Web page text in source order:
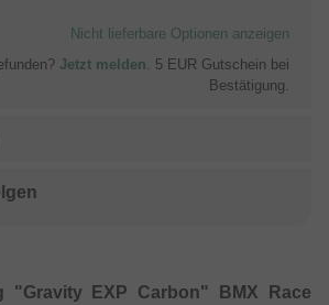
Nicht lieferbare Optionen anzeigen
Jetzt melden . 5 EUR Gutschein bei
Bestätigung.
"Gravity EXP Carbon" BMX Race